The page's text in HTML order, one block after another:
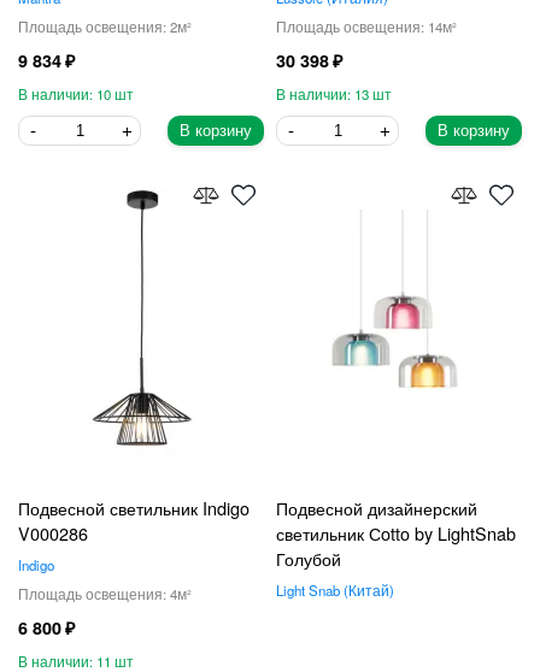
2
9 834
10
В корзину
14
30 398
13
В корзину
Подвесной светильник Indigo
V000286
Indigo
4
6 800
11
Подвесной дизайнерский
светильник Сotto by LightSnab
Голубой
Light Snab Китай